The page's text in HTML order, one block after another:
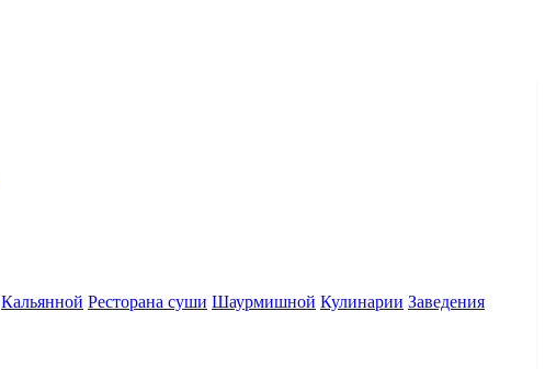
Кальянной Ресторана суши Шаурмишной Кулинарии Заведения